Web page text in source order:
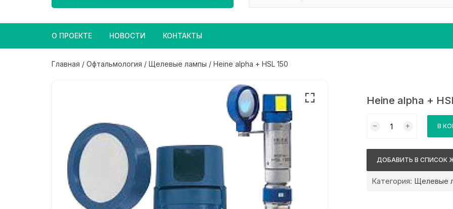
О ПРОЕКТЕ НОВОСТИ КОНТАКТЫ
Главная / Офтальмология / Щелевые лампы / Heine alpha + HSL 150
Heine alpha +
товара
alpha
HSL
В
ДОБАВИТЬ В СПИСОК
Категория: Щелевые